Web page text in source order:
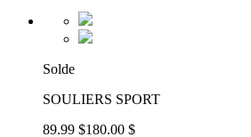
Solde
SOULIERS SPORT
89.99 $180.00 $